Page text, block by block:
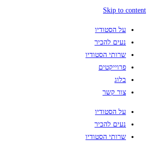
Skip to content
על הסטודיו
נעים להכיר
שרותי הסטודיו
פרוייקטים
בלוג
צור קשר
על הסטודיו
נעים להכיר
שרותי הסטודיו